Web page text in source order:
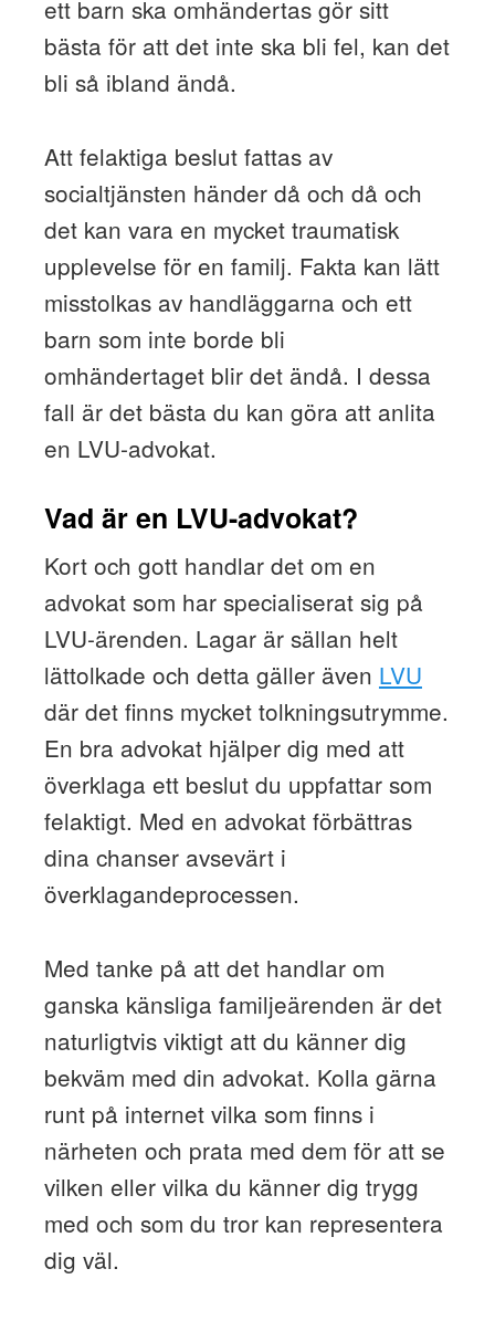
ett barn ska omhändertas gör sitt
bästa för att det inte ska bli fel, kan det
bli så ibland ändå.
Att felaktiga beslut fattas av
socialtjänsten händer då och då och
det kan vara en mycket traumatisk
upplevelse för en familj. Fakta kan lätt
misstolkas av handläggarna och ett
barn som inte borde bli
omhändertaget blir det ändå. I dessa
fall är det bästa du kan göra att anlita
en LVU-advokat.
Vad är en LVU-advokat?
Kort och gott handlar det om en
advokat som har specialiserat sig på
LVU-ärenden. Lagar är sällan helt
lättolkade och detta gäller även LVU
där det finns mycket tolkningsutrymme.
En bra advokat hjälper dig med att
överklaga ett beslut du uppfattar som
felaktigt. Med en advokat förbättras
dina chanser avsevärt i
överklagandeprocessen.
Med tanke på att det handlar om
ganska känsliga familjeärenden är det
naturligtvis viktigt att du känner dig
bekväm med din advokat. Kolla gärna
runt på internet vilka som finns i
närheten och prata med dem för att se
vilken eller vilka du känner dig trygg
med och som du tror kan representera
dig väl.